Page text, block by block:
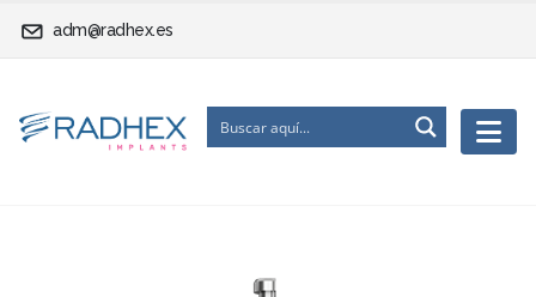
adm@radhex.es